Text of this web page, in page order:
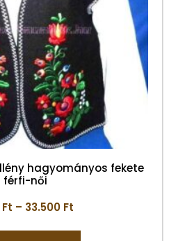
hagyományos fekete
férfi-női
Ft – 33.500 Ft